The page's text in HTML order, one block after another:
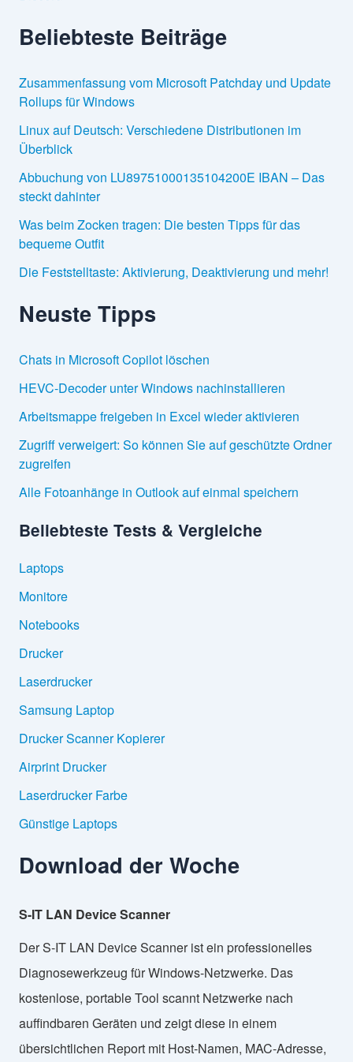
Beliebteste Beiträge
Zusammenfassung vom Microsoft Patchday und Update
Rollups für Windows
Linux auf Deutsch: Verschiedene Distributionen im
Überblick
Abbuchung von LU89751000135104200E IBAN – Das
steckt dahinter
Was beim Zocken tragen: Die besten Tipps für das
bequeme Outfit
Die Feststelltaste: Aktivierung, Deaktivierung und mehr!
Neuste Tipps
Chats in Microsoft Copilot löschen
HEVC-Decoder unter Windows nachinstallieren
Arbeitsmappe freigeben in Excel wieder aktivieren
Zugriff verweigert: So können Sie auf geschützte Ordner
zugreifen
Alle Fotoanhänge in Outlook auf einmal speichern
Beliebteste Tests & Vergleiche
Laptops
Monitore
Notebooks
Drucker
Laserdrucker
Samsung Laptop
Drucker Scanner Kopierer
Airprint Drucker
Laserdrucker Farbe
Günstige Laptops
Download der Woche
S-IT LAN Device Scanner
Der S-IT LAN Device Scanner ist ein professionelles
Diagnosewerkzeug für Windows-Netzwerke. Das
kostenlose, portable Tool scannt Netzwerke nach
auffindbaren Geräten und zeigt diese in einem
übersichtlichen Report mit Host-Namen, MAC-Adresse,